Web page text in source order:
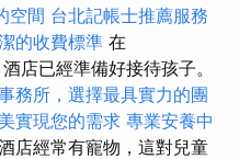
空間 台北記帳士推薦服務
的收費標準 在
店已經準備好接待孩子。
務所，選擇最具實力的團
實現您的需求 專業安養中
店經常有寵物，這對兒童